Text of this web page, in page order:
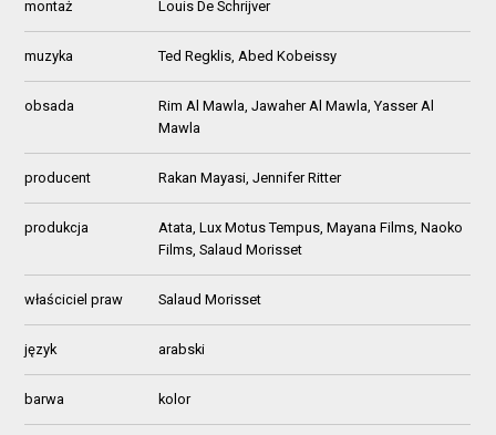
montaż Louis De Schrijver
muzyka Ted Regklis, Abed Kobeissy
obsada
Rim Al Mawla, Jawaher Al Mawla, Yasser Al
Mawla
producent Rakan Mayasi, Jennifer Ritter
produkcja
Atata, Lux Motus Tempus, Mayana Films, Naoko
Films, Salaud Morisset
właściciel praw Salaud Morisset
język arabski
barwa kolor